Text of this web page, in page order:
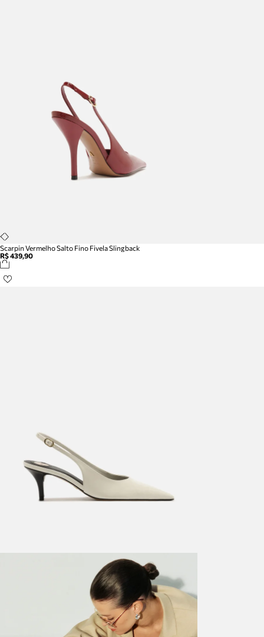
Scarpin Vermelho Salto Fino Fivela Slingback
R$ 439,90